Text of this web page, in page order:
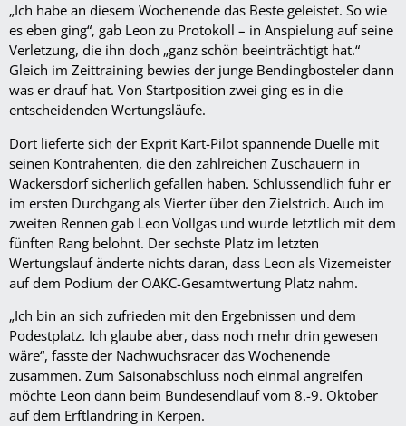
„Ich habe an diesem Wochenende das Beste geleistet. So wie
es eben ging“, gab Leon zu Protokoll – in Anspielung auf seine
Verletzung, die ihn doch „ganz schön beeinträchtigt hat.“
Gleich im Zeittraining bewies der junge Bendingbosteler dann
was er drauf hat. Von Startposition zwei ging es in die
entscheidenden Wertungsläufe.
Dort lieferte sich der Exprit Kart-Pilot spannende Duelle mit
seinen Kontrahenten, die den zahlreichen Zuschauern in
Wackersdorf sicherlich gefallen haben. Schlussendlich fuhr er
im ersten Durchgang als Vierter über den Zielstrich. Auch im
zweiten Rennen gab Leon Vollgas und wurde letztlich mit dem
fünften Rang belohnt. Der sechste Platz im letzten
Wertungslauf änderte nichts daran, dass Leon als Vizemeister
auf dem Podium der OAKC-Gesamtwertung Platz nahm.
„Ich bin an sich zufrieden mit den Ergebnissen und dem
Podestplatz. Ich glaube aber, dass noch mehr drin gewesen
wäre“, fasste der Nachwuchsracer das Wochenende
zusammen. Zum Saisonabschluss noch einmal angreifen
möchte Leon dann beim Bundesendlauf vom 8.-9. Oktober
auf dem Erftlandring in Kerpen.